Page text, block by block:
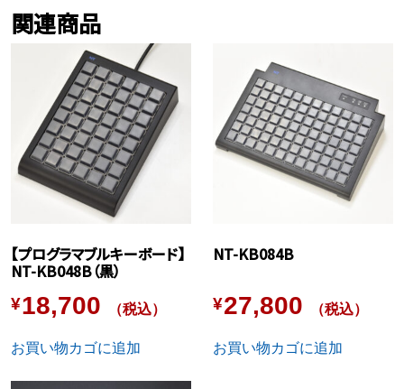
関連商品
【プログラマブルキーボード】
NT-KB048B（黒）
¥18,700 （税込）
お買い物カゴに追加
NT-KB084B
¥27,800 （税込）
お買い物カゴに追加